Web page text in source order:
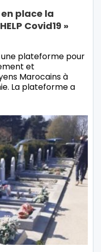
place la
Covid19 »
une plateforme pour
et
Marocains à
La plateforme a